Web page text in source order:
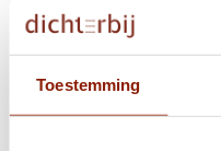
Toestemming
Kunnen we je helpen?